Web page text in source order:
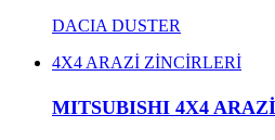
DACIA DUSTER
4X4 ARAZİ ZİNCİRLERİ
MITSUBISHI 4X4